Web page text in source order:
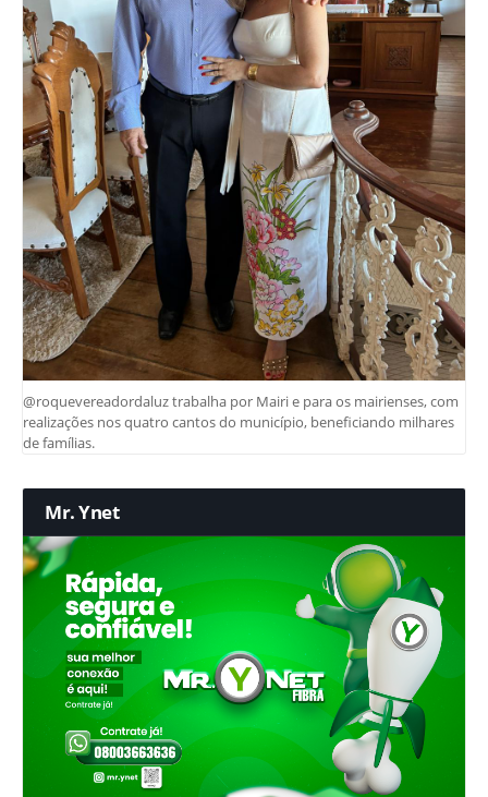
@roquevereadordaluz trabalha por Mairi e para os mairienses, com
realizações nos quatro cantos do município, beneficiando milhares
de famílias.
Mr. Ynet